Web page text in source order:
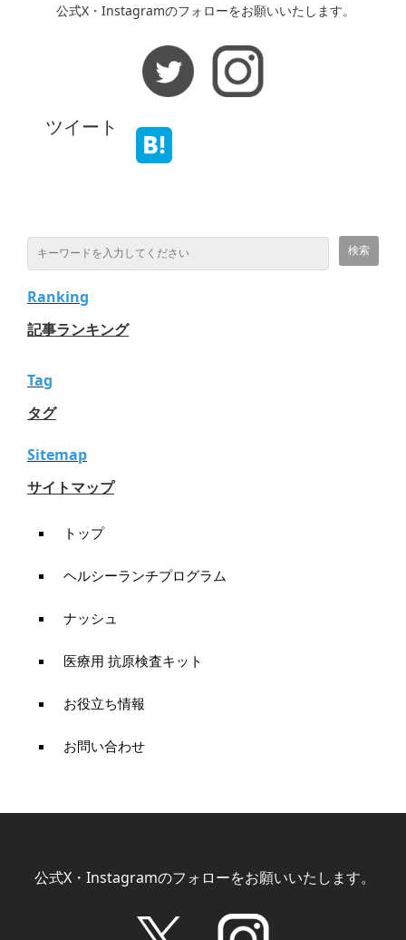
公式X・Instagramのフォローをお願いいたします。
ツイート
Ranking
記事ランキング
Tag
タグ
Sitemap
サイトマップ
トップ
ヘルシーランチプログラム
ナッシュ
医療用 抗原検査キット
お役立ち情報
お問い合わせ
公式X・Instagramのフォローをお願いいたします。